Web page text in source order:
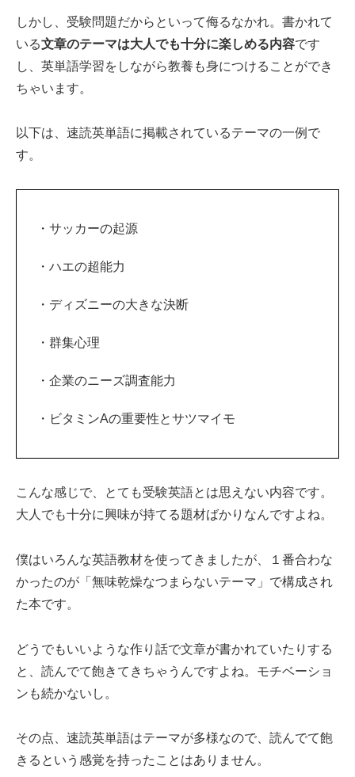
しかし、受験問題だからといって侮るなかれ。書かれて
いる文章のテーマは大人でも十分に楽しめる内容です
し、英単語学習をしながら教養も身につけることができ
ちゃいます。
以下は、速読英単語に掲載されているテーマの一例で
す。
・サッカーの起源
・ハエの超能力
・ディズニーの大きな決断
・群集心理
・企業のニーズ調査能力
・ビタミンAの重要性とサツマイモ
こんな感じで、とても受験英語とは思えない内容です。
大人でも十分に興味が持てる題材ばかりなんですよね。
僕はいろんな英語教材を使ってきましたが、１番合わな
かったのが「無味乾燥なつまらないテーマ」で構成され
た本です。
どうでもいいような作り話で文章が書かれていたりする
と、読んでて飽きてきちゃうんですよね。モチベーショ
ンも続かないし。
その点、速読英単語はテーマが多様なので、読んでて飽
きるという感覚を持ったことはありません。